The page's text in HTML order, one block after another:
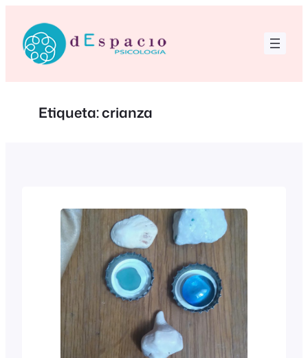
contenido
Etiqueta:crianza